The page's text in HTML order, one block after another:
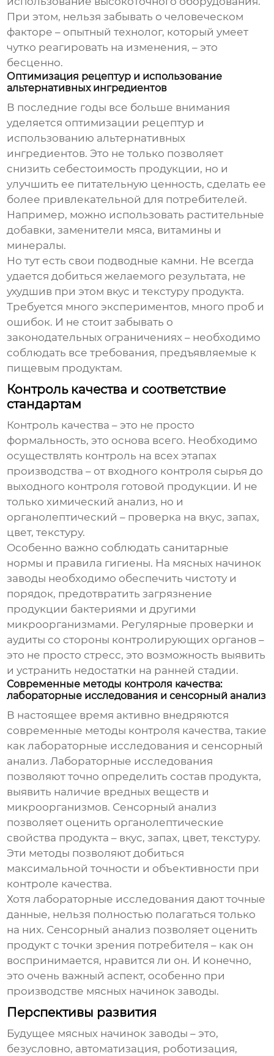
При этом, нельзя забывать о человеческом
факторе – опытный технолог, который умеет
чутко реагировать на изменения, – это
бесценно.
Оптимизация рецептур и использование
альтернативных ингредиентов
В последние годы все больше внимания
уделяется оптимизации рецептур и
использованию альтернативных
ингредиентов. Это не только позволяет
снизить себестоимость продукции, но и
улучшить ее питательную ценность, сделать ее
более привлекательной для потребителей.
Например, можно использовать растительные
добавки, заменители мяса, витамины и
минералы.
Но тут есть свои подводные камни. Не всегда
удается добиться желаемого результата, не
ухудшив при этом вкус и текстуру продукта.
Требуется много экспериментов, много проб и
ошибок. И не стоит забывать о
законодательных ограничениях – необходимо
соблюдать все требования, предъявляемые к
пищевым продуктам.
Контроль качества и соответствие
стандартам
Контроль качества – это не просто
формальность, это основа всего. Необходимо
осуществлять контроль на всех этапах
производства – от входного контроля сырья до
выходного контроля готовой продукции. И не
только химический анализ, но и
органолептический – проверка на вкус, запах,
цвет, текстуру.
Особенно важно соблюдать санитарные
нормы и правила гигиены. На мясных начинок
заводы необходимо обеспечить чистоту и
порядок, предотвратить загрязнение
продукции бактериями и другими
микроорганизмами. Регулярные проверки и
аудиты со стороны контролирующих органов –
это не просто стресс, это возможность выявить
и устранить недостатки на ранней стадии.
Современные методы контроля качества:
лабораторные исследования и сенсорный анализ
В настоящее время активно внедряются
современные методы контроля качества, такие
как лабораторные исследования и сенсорный
анализ. Лабораторные исследования
позволяют точно определить состав продукта,
выявить наличие вредных веществ и
микроорганизмов. Сенсорный анализ
позволяет оценить органолептические
свойства продукта – вкус, запах, цвет, текстуру.
Эти методы позволяют добиться
максимальной точности и объективности при
контроле качества.
Хотя лабораторные исследования дают точные
данные, нельзя полностью полагаться только
на них. Сенсорный анализ позволяет оценить
продукт с точки зрения потребителя – как он
воспринимается, нравится ли он. И конечно,
это очень важный аспект, особенно при
производстве мясных начинок заводы.
Перспективы развития
Будущее мясных начинок заводы – это,
безусловно, автоматизация, роботизация,